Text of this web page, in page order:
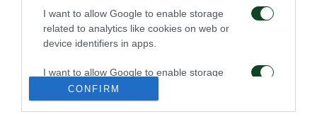
I want to allow Google to enable storage
related to analytics like cookies on web or
device identifiers in apps.
I want to allow Google to enable storage
related to functionality of the website or app.
CONFIRM
06/08/2026 05/08/2026